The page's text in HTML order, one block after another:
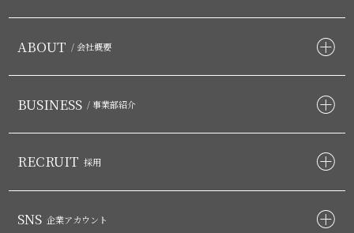
ABOUT / 会社概要
BUSINESS / 事業部紹介
RECRUIT 採用
SNS 企業アカウント